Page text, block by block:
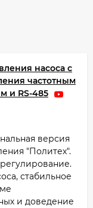
насоса с
частотным
и RS-485
версия
"Политех".
стабильное
и доведение